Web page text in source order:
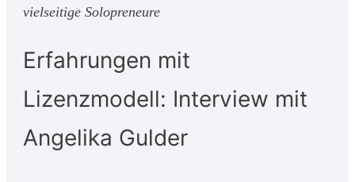
vielseitige Solopreneure
Erfahrungen mit
Lizenzmodell: Interview mit
Angelika Gulder